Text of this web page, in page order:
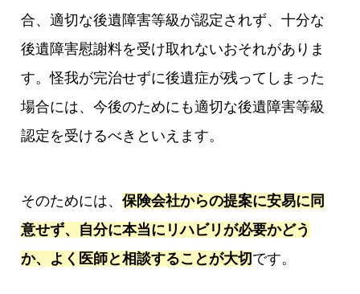
合、適切な後遺障害等級が認定されず、十分な
後遺障害慰謝料を受け取れないおそれがありま
す。怪我が完治せずに後遺症が残ってしまった
場合には、今後のためにも適切な後遺障害等級
認定を受けるべきといえます。
そのためには、保険会社からの提案に安易に同
意せず、自分に本当にリハビリが必要かどう
か、よく医師と相談することが大切 です。